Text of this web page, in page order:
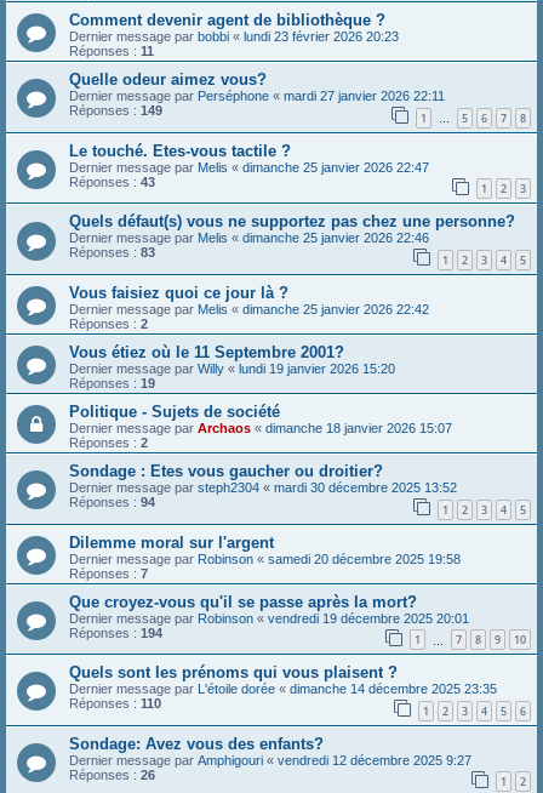
Comment devenir agent de bibliothèque ?
Dernier message par bobbi « lundi 23 février 2026 20:23
Réponses : 11
Quelle odeur aimez vous?
Dernier message par Perséphone « mardi 27 janvier 2026 22:11
Réponses : 149 1 … 5 6 7 8
Le touché. Etes-vous tactile ?
Dernier message par Melis « dimanche 25 janvier 2026 22:47
Réponses : 43 1 2 3
Quels défaut(s) vous ne supportez pas chez une personne?
Dernier message par Melis « dimanche 25 janvier 2026 22:46
Réponses : 83 1 2 3 4 5
Vous faisiez quoi ce jour là ?
Dernier message par Melis « dimanche 25 janvier 2026 22:42
Réponses : 2
Vous étiez où le 11 Septembre 2001?
Dernier message par Willy « lundi 19 janvier 2026 15:20
Réponses : 19
Politique - Sujets de société
Dernier message par Archaos « dimanche 18 janvier 2026 15:07
Réponses : 2
Sondage : Etes vous gaucher ou droitier?
Dernier message par steph2304 « mardi 30 décembre 2025 13:52
Réponses : 94 1 2 3 4 5
Dilemme moral sur l'argent
Dernier message par Robinson « samedi 20 décembre 2025 19:58
Réponses : 7
Que croyez-vous qu'il se passe après la mort?
Dernier message par Robinson « vendredi 19 décembre 2025 20:01
Réponses : 194 1 7 8 9 10
Quels sont les prénoms qui vous plaisent ?
Dernier message par L'étoile dorée « dimanche 14 décembre 2025 23:35
Réponses : 110 1 2 3 4 5 6
Sondage: Avez vous des enfants?
Dernier message par Amphigouri « vendredi 12 décembre 2025 9:27
Réponses : 26 1 2